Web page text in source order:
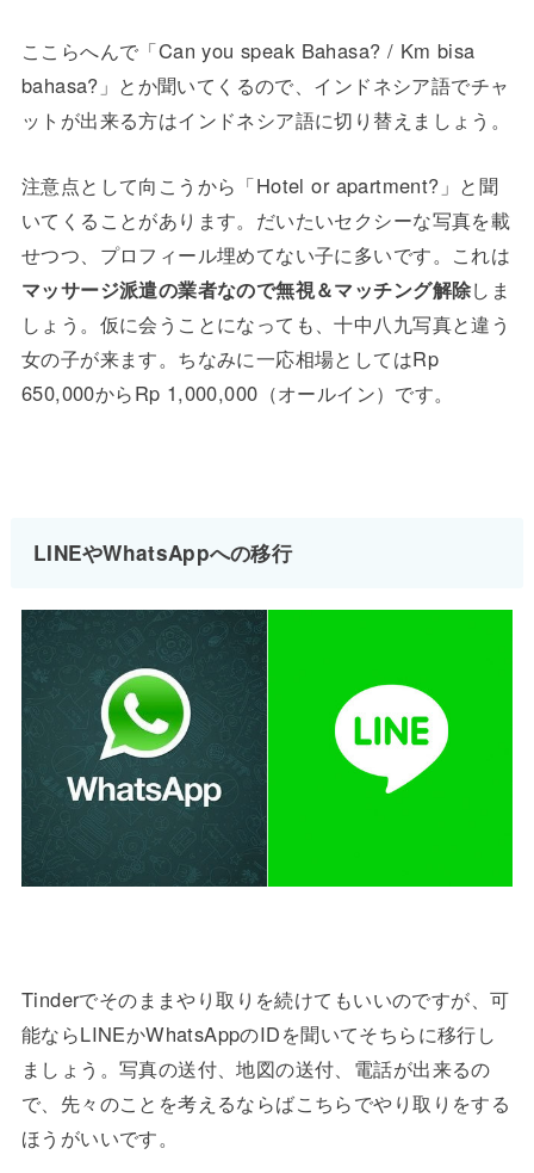
ここらへんで「Can you speak Bahasa? / Km bisa
bahasa?」とか聞いてくるので、インドネシア語でチャ
ットが出来る方はインドネシア語に切り替えましょう。
注意点として向こうから「Hotel or apartment?」と聞
いてくることがあります。だいたいセクシーな写真を載
せつつ、プロフィール埋めてない子に多いです。これは
マッサージ派遣の業者なので無視＆マッチング解除しま
しょう。仮に会うことになっても、十中八九写真と違う
女の子が来ます。ちなみに一応相場としてはRp
650,000からRp 1,000,000（オールイン）です。
LINEやWhatsAppへの移行
Tinderでそのままやり取りを続けてもいいのですが、可
能ならLINEかWhatsAppのIDを聞いてそちらに移行し
ましょう。写真の送付、地図の送付、電話が出来るの
で、先々のことを考えるならばこちらでやり取りをする
ほうがいいです。